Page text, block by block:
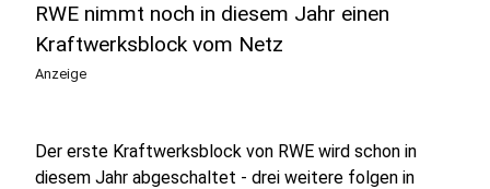
RWE nimmt noch in diesem Jahr einen
Kraftwerksblock vom Netz
Anzeige
Der erste Kraftwerksblock von RWE wird schon in
diesem Jahr abgeschaltet - drei weitere folgen in